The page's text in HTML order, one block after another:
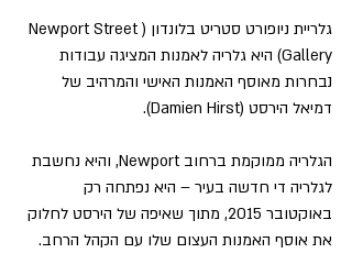
גלריית ניופורט סטריט בלונדון (Newport Street
Gallery) היא גלריה לאמנות המציגה עבודות
נבחרות מאוסף האמנות האישי והמרהיב של
דמיאל הירסט (Damien Hirst).
הגלריה ממוקמת ברחוב Newport, והיא נחשבת
לגלריה די חדשה בעיר – היא נפתחה רק
באוקטובר 2015, מתוך שאיפה של הירסט לחלוק
את אוסף האמנות העצום שלו עם הקהל הרחב.